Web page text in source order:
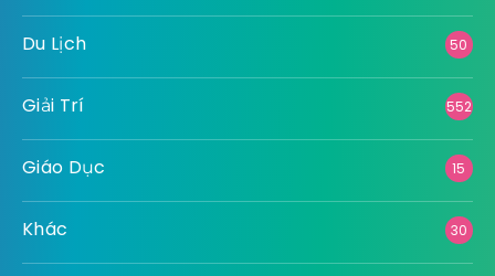
Du Lịch 50
Giải Trí 552
Giáo Dục 15
Khác 30